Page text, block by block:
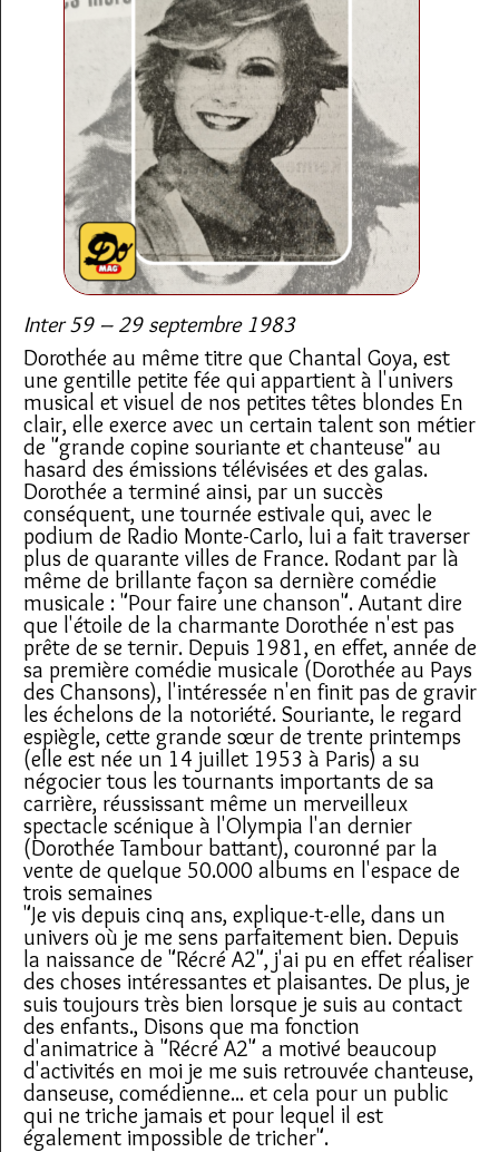
Inter 59 – 29 septembre 1983
Dorothée au même titre que Chantal Goya, est
une gentille petite fée qui appartient à l'univers
musical et visuel de nos petites têtes blondes En
clair, elle exerce avec un certain talent son métier
de "grande copine souriante et chanteuse" au
hasard des émissions télévisées et des galas.
Dorothée a terminé ainsi, par un succès
conséquent, une tournée estivale qui, avec le
podium de Radio Monte-Carlo, lui a fait traverser
plus de quarante villes de France. Rodant par là
même de brillante façon sa dernière comédie
musicale : "Pour faire une chanson". Autant dire
que l'étoile de la charmante Dorothée n'est pas
prête de se ternir. Depuis 1981, en effet, année de
sa première comédie musicale (Dorothée au Pays
des Chansons), l'intéressée n'en finit pas de gravir
les échelons de la notoriété. Souriante, le regard
espiègle, cette grande sœur de trente printemps
(elle est née un 14 juillet 1953 à Paris) a su
négocier tous les tournants importants de sa
carrière, réussissant même un merveilleux
spectacle scénique à l'Olympia l'an dernier
(Dorothée Tambour battant), couronné par la
vente de quelque 50.000 albums en l'espace de
trois semaines
"Je vis depuis cinq ans, explique-t-elle, dans un
univers où je me sens parfaitement bien. Depuis
la naissance de "Récré A2", j'ai pu en effet réaliser
des choses intéressantes et plaisantes. De plus, je
suis toujours très bien lorsque je suis au contact
des enfants., Disons que ma fonction
d'animatrice à "Récré A2" a motivé beaucoup
d'activités en moi je me suis retrouvée chanteuse,
danseuse, comédienne... et cela pour un public
qui ne triche jamais et pour lequel il est
également impossible de tricher".